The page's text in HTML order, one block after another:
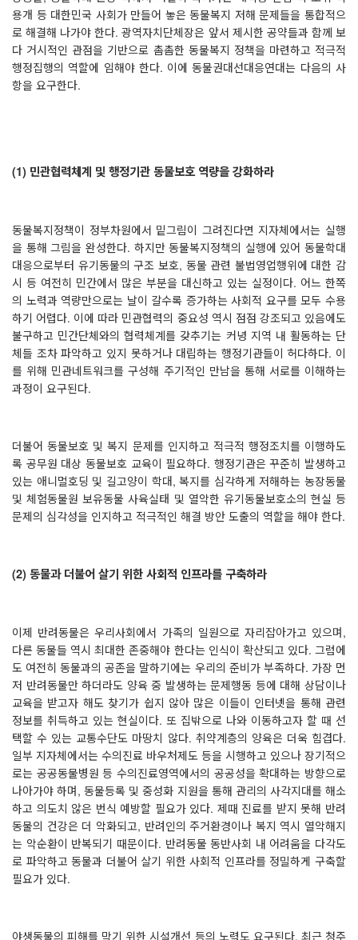
용개 등 대한민국 사회가 만들어 놓은 동물복지 저해 문제들을 통합적으
로 해결해 나가야 한다.광역자치단체장은 앞서 제시한 공약들과 함께 보
다 거시적인 관점을 기반으로 촘촘한 동물복지 정책을 마련하고 적극적
행정집행의 역할에 임해야 한다. 이에 동물권대선대응연대는 다음의 사
항을 요구한다.
(1) 민관협력체계 및 행정기관 동물보호 역량을 강화하라
동물복지정책이 정부차원에서 밑그림이 그려진다면 지자체에서는 실행
을 통해 그림을 완성한다. 하지만 동물복지정책의 실행에 있어 동물학대
대응으로부터 유기동물의 구조 보호, 동물 관련 불법영업행위에 대한 감
시 등 여전히 민간에서 많은 부분을 대신하고 있는 실정이다. 어느 한쪽
의 노력과 역량만으로는 날이 갈수록 증가하는 사회적 요구를 모두 수용
하기 어렵다. 이에 따라 민관협력의 중요성 역시 점점 강조되고 있음에도
불구하고 민간단체와의 협력체계를 갖추기는 커녕 지역 내 활동하는 단
체들 조차 파악하고 있지 못하거나 대립하는 행정기관들이 허다하다. 이
를 위해 민관네트워크를 구성해 주기적인 만남을 통해 서로를 이해하는
과정이 요구된다.
더불어 동물보호 및 복지 문제를 인지하고 적극적 행정조치를 이행하도
록 공무원 대상 동물보호 교육이 필요하다. 행정기관은 꾸준히 발생하고
있는 애니멀호딩 및 길고양이 학대,복지를 심각하게 저해하는 농장동물
및 체험동물원 보유동물 사육실태 및 열악한 유기동물보호소의 현실 등
문제의 심각성을 인지하고 적극적인 해결 방안 도출의 역할을 해야 한다.
(2)동물과 더불어 살기 위한 사회적 인프라를 구축하라
이제 반려동물은 우리사회에서 가족의 일원으로 자리잡아가고 있으며,
다른 동물들 역시 최대한 존중해야 한다는 인식이 확산되고 있다.그럼에
도 여전히 동물과의 공존을 말하기에는 우리의 준비가 부족하다. 가장 먼
저 반려동물만 하더라도 양육 중 발생하는 문제행동 등에 대해 상담이나
교육을 받고자 해도 찾기가 쉽지 않아 많은 이들이 인터넷을 통해 관련
정보를 취득하고 있는 현실이다. 또 집밖으로 나와 이동하고자 할 때 선
택할 수 있는 교통수단도 마땅치 않다. 취약계층의 양육은 더욱 힘겹다.
일부 지자체에서는 수의진료 바우처제도 등을 시행하고 있으나 장기적으
로는 공공동물병원 등 수의진료영역에서의 공공성을 확대하는 방향으로
나아가야 하며,동물등록 및 중성화 지원을 통해 관리의 사각지대를 해소
하고 의도치 않은 번식 예방할 필요가 있다. 제때 진료를 받지 못해 반려
동물의 건강은 더 악화되고, 반려인의 주거환경이나 복지 역시 열악해지
는 악순환이 반복되기 때문이다. 반려동물 동반사회 내 어려움을 다각도
로 파악하고 동물과 더불어 살기 위한 사회적 인프라를 정밀하게 구축할
필요가 있다.
야생동물의 피해를 막기 위한 시설개선 등의 노력도 요구된다. 최근 청주